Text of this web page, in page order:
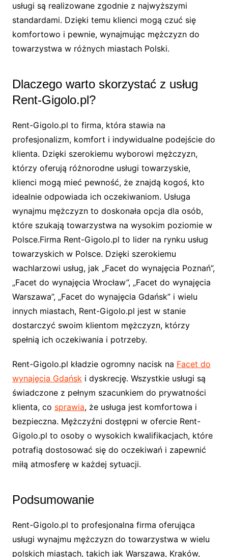
usługi są realizowane zgodnie z najwyższymi
standardami. Dzięki temu klienci mogą czuć się
komfortowo i pewnie, wynajmując mężczyzn do
towarzystwa w różnych miastach Polski.
Dlaczego warto skorzystać z usług
Rent-Gigolo.pl?
Rent-Gigolo.pl to firma, która stawia na
profesjonalizm, komfort i indywidualne podejście do
klienta. Dzięki szerokiemu wyborowi mężczyzn,
którzy oferują różnorodne usługi towarzyskie,
klienci mogą mieć pewność, że znajdą kogoś, kto
idealnie odpowiada ich oczekiwaniom. Usługa
wynajmu mężczyzn to doskonała opcja dla osób,
które szukają towarzystwa na wysokim poziomie w
Polsce.Firma Rent-Gigolo.pl to lider na rynku usług
towarzyskich w Polsce. Dzięki szerokiemu
wachlarzowi usług, jak „Facet do wynajęcia Poznań”,
„Facet do wynajęcia Wrocław”, „Facet do wynajęcia
Warszawa”, „Facet do wynajęcia Gdańsk” i wielu
innych miastach, Rent-Gigolo.pl jest w stanie
dostarczyć swoim klientom mężczyzn, którzy
spełnią ich oczekiwania i potrzeby.
Rent-Gigolo.pl kładzie ogromny nacisk na Facet do
wynajęcia Gdański dyskrecję. Wszystkie usługi są
świadczone z pełnym szacunkiem do prywatności
klienta, co sprawia, że usługa jest komfortowa i
bezpieczna. Mężczyźni dostępni w ofercie Rent-
Gigolo.pl to osoby o wysokich kwalifikacjach, które
potrafią dostosować się do oczekiwań i zapewnić
miłą atmosferę w każdej sytuacji.
Podsumowanie
Rent-Gigolo.pl to profesjonalna firma oferująca
usługi wynajmu mężczyzn do towarzystwa w wielu
polskich miastach, takich jak Warszawa, Kraków,